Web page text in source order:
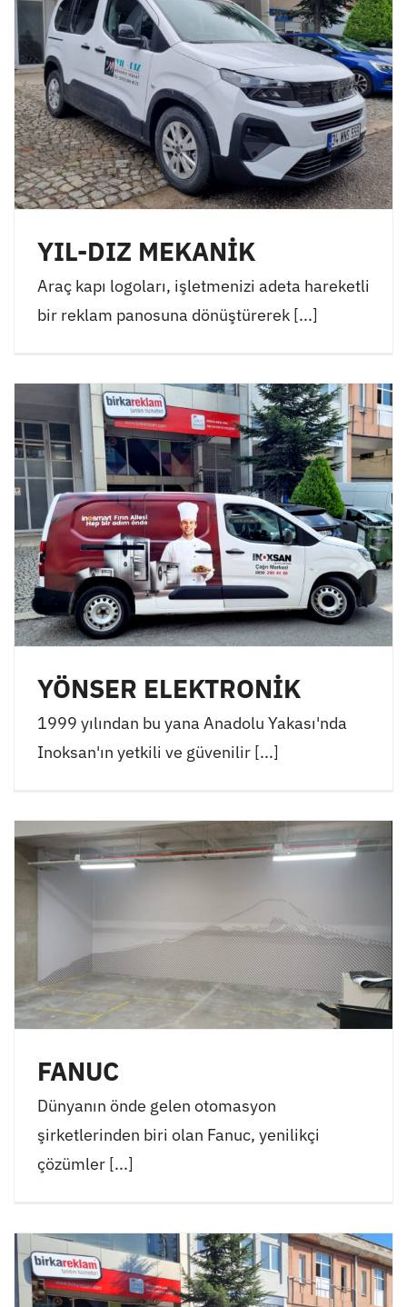
YIL-DIZ MEKANİK
Araç kapı logoları, işletmenizi adeta hareketli
bir reklam panosuna dönüştürerek [...]
YÖNSER ELEKTRONİK
1999 yılından bu yana Anadolu Yakası'nda
Inoksan'ın yetkili ve güvenilir [...]
FANUC
Dünyanın önde gelen otomasyon
şirketlerinden biri olan Fanuc, yenilikçi
çözümler [...]